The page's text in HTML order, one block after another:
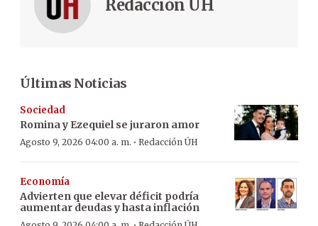
Redacción ÚH
Últimas Noticias
Sociedad
Romina y Ezequiel se juraron amor
Agosto 9, 2026 04:00 a. m. · Redacción ÚH
Economía
Advierten que elevar déficit podría
aumentar deudas y hasta inflación